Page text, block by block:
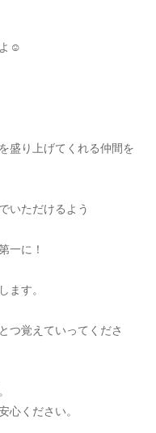
☺︎
盛り上げてくれる仲間を
いただけるよう
一に！
ます。
つ覚えていってくださ
心ください。